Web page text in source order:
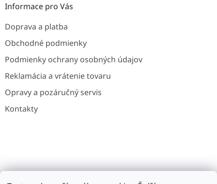
Informace pro Vás
Doprava a platba
Obchodné podmienky
Podmienky ochrany osobných údajov
Reklamácia a vrátenie tovaru
Opravy a pozáručný servis
Kontakty
Gavri.cz Gavri.es Noaton.cz Noaton.de